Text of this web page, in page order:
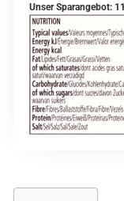
Unser Sparangebot: